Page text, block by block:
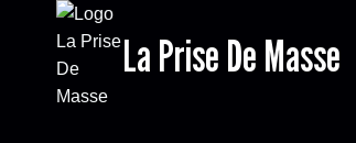
contenu
La Prise De Masse